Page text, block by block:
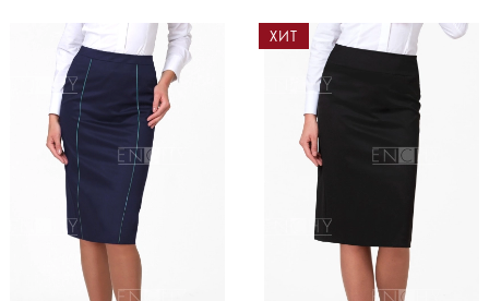
ХИТ